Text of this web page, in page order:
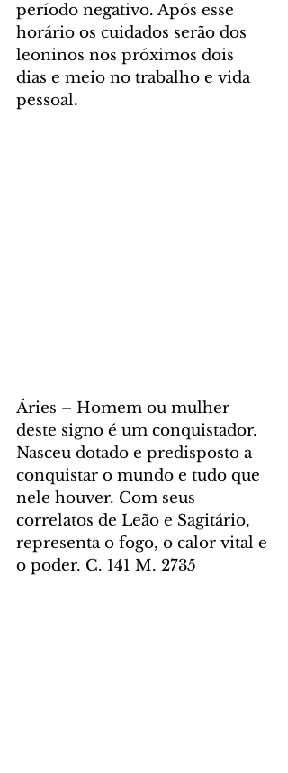
período negativo. Após esse
horário os cuidados serão dos
leoninos nos próximos dois
dias e meio no trabalho e vida
pessoal.
Áries – Homem ou mulher
deste signo é um conquistador.
Nasceu dotado e predisposto a
conquistar o mundo e tudo que
nele houver. Com seus
correlatos de Leão e Sagitário,
representa o fogo, o calor vital e
o poder. C. 141 M. 2735